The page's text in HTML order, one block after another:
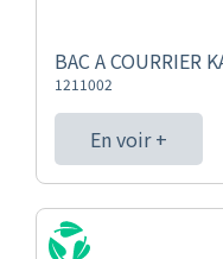
BAC A COURRIER
1211002
En voir +